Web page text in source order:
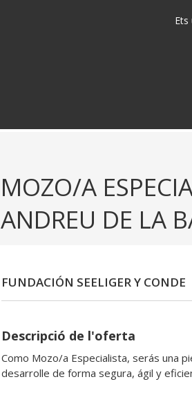
Ets
MOZO/A
ANDREU DE LA
FUNDACIÓN SEELIGER Y CONDE
Descripció de l'oferta
Como Mozo/a Especialista, serás una
desarrolle de forma segura, ágil y